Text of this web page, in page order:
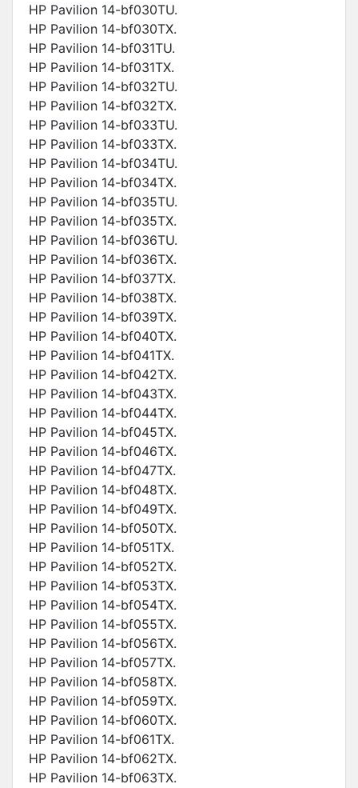
HP Pavilion 14-bf030TU.
HP Pavilion 14-bf030TX.
HP Pavilion 14-bf031TU.
HP Pavilion 14-bf031TX.
HP Pavilion 14-bf032TU.
HP Pavilion 14-bf032TX.
HP Pavilion 14-bf033TU.
HP Pavilion 14-bf033TX.
HP Pavilion 14-bf034TU.
HP Pavilion 14-bf034TX.
HP Pavilion 14-bf035TU.
HP Pavilion 14-bf035TX.
HP Pavilion 14-bf036TU.
HP Pavilion 14-bf036TX.
HP Pavilion 14-bf037TX.
HP Pavilion 14-bf038TX.
HP Pavilion 14-bf039TX.
HP Pavilion 14-bf040TX.
HP Pavilion 14-bf041TX.
HP Pavilion 14-bf042TX.
HP Pavilion 14-bf043TX.
HP Pavilion 14-bf044TX.
HP Pavilion 14-bf045TX.
HP Pavilion 14-bf046TX.
HP Pavilion 14-bf047TX.
HP Pavilion 14-bf048TX.
HP Pavilion 14-bf049TX.
HP Pavilion 14-bf050TX.
HP Pavilion 14-bf051TX.
HP Pavilion 14-bf052TX.
HP Pavilion 14-bf053TX.
HP Pavilion 14-bf054TX.
HP Pavilion 14-bf055TX.
HP Pavilion 14-bf056TX.
HP Pavilion 14-bf057TX.
HP Pavilion 14-bf058TX.
HP Pavilion 14-bf059TX.
HP Pavilion 14-bf060TX.
HP Pavilion 14-bf061TX.
HP Pavilion 14-bf062TX.
HP Pavilion 14-bf063TX.